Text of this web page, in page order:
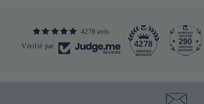
4278 avis
Vérifié par
4278 290